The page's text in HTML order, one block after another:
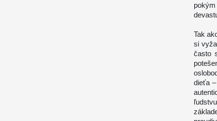
Tak
si
často
dieťa